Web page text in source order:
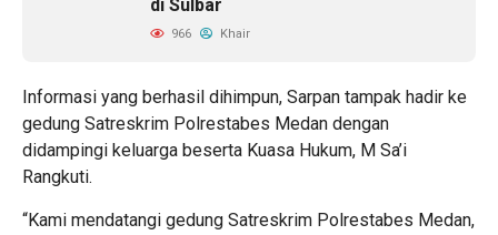
di Sulbar
966 Khair
Informasi yang berhasil dihimpun, Sarpan tampak hadir ke
gedung Satreskrim Polrestabes Medan dengan
didampingi keluarga beserta Kuasa Hukum, M Sa’i
Rangkuti.
“Kami mendatangi gedung Satreskrim Polrestabes Medan,